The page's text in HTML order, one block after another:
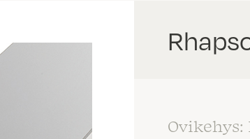
Ovikehys: